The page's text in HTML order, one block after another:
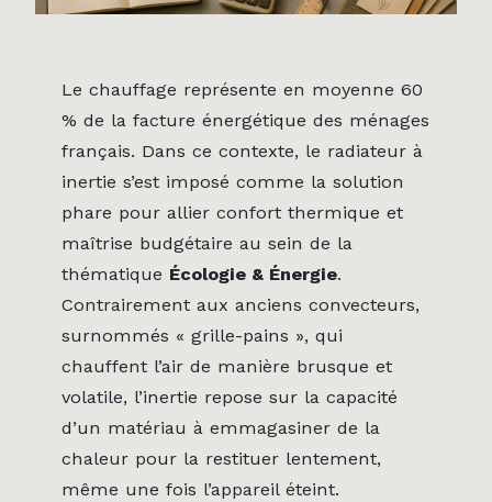
Le chauffage représente en moyenne 60
% de la facture énergétique des ménages
français. Dans ce contexte, le radiateur à
inertie s’est imposé comme la solution
phare pour allier confort thermique et
maîtrise budgétaire au sein de la
thématique Écologie & Énergie.
Contrairement aux anciens convecteurs,
surnommés « grille-pains », qui
chauffent l’air de manière brusque et
volatile, l’inertie repose sur la capacité
d’un matériau à emmagasiner de la
chaleur pour la restituer lentement,
même une fois l’appareil éteint.